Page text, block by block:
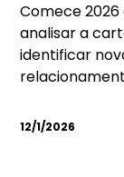
Comece
analisar a
identificar
12/1/2026